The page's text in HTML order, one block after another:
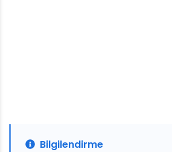
Bilgilendirme